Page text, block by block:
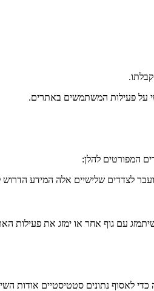
על פעילות המשתמשים באתרים.
המפורטים להלן:
לצדדים שלישיים אלה המידע
עם גוף אחר או ימזג את פעילות